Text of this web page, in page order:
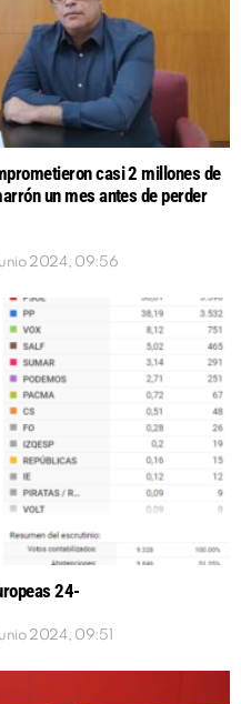
casi 2 millones de
un mes antes de perder
junio 2024, 09:56
24-
junio 2024, 09:51